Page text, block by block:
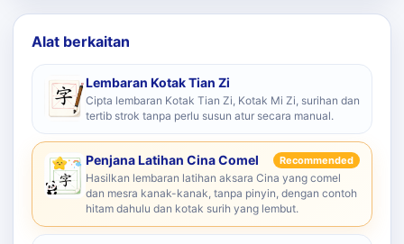
Alat berkaitan
Lembaran Kotak Tian Zi
Cipta lembaran Kotak Tian Zi, Kotak Mi Zi, surihan dan
tertib strok tanpa perlu susun atur secara manual.
Penjana Latihan Cina Comel Recommended
Hasilkan lembaran latihan aksara Cina yang comel
dan mesra kanak-kanak, tanpa pinyin, dengan contoh
hitam dahulu dan kotak surih yang lembut.